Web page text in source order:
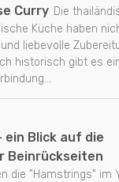
Curry Die
Küche haben
liebevolle
historisch gibt es
ein Blick auf die
Beinrückseiten
die "Hamstrings" im